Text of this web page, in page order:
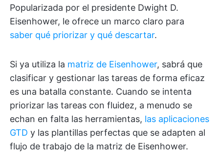
Popularizada por el presidente Dwight D.
Eisenhower, le ofrece un marco claro para
saber qué priorizar y qué descartar.
Si ya utiliza la matriz de Eisenhower, sabrá que
clasificar y gestionar las tareas de forma eficaz
es una batalla constante. Cuando se intenta
priorizar las tareas con fluidez, a menudo se
echan en falta las herramientas, las aplicaciones
GTD y las plantillas perfectas que se adapten al
flujo de trabajo de la matriz de Eisenhower.